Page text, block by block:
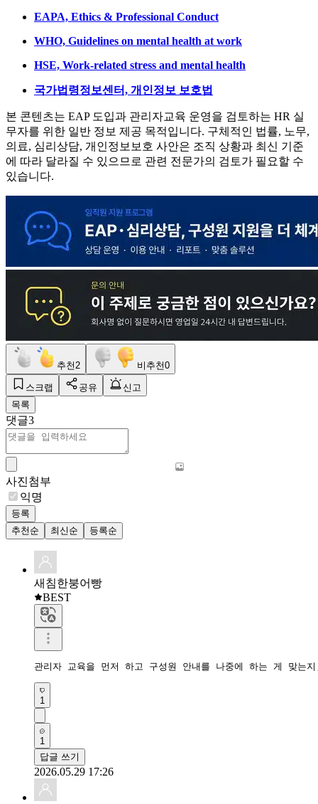
EAPA, Ethics & Professional Conduct
WHO, Guidelines on mental health at work
HSE, Work-related stress and mental health
국가법령정보센터, 개인정보 보호법
본 콘텐츠는 EAP 도입과 관리자교육 운영을 검토하는 HR 실
무자를 위한 일반 정보 제공 목적입니다. 구체적인 법률, 노무,
의료, 심리상담, 개인정보보호 사안은 조직 상황과 최신 기준
에 따라 달라질 수 있으므로 관련 전문가의 검토가 필요할 수
있습니다.
추천2 비추천0
스크랩 공유
신고
목록
댓글3
사진첨부
익명
등록
추천순
최신순 등록순
새침한붕어빵
BEST
관리자 교육을 먼저 하고 구성원 안내를 나중에 하는 게 맞는
1
1
답글 쓰기
2026.05.29 17:26